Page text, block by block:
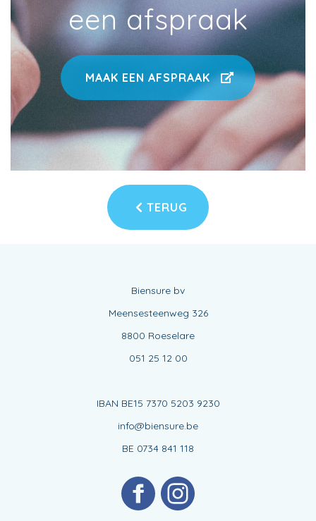
een afspraak
MAAK EEN AFSPRAAK
TERUG
Biensure bv
Meensesteenweg 326
8800 Roeselare
051 25 12 00
IBAN BE15 7370 5203 9230
info@biensure.be
BE 0734 841 118